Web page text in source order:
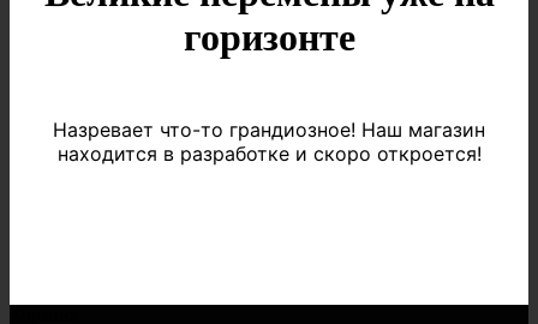
горизонте
Назревает что-то грандиозное! Наш магазин
находится в разработке и скоро откроется!